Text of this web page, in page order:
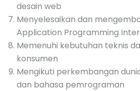
desain web
Menyelesaikan dan
Application Programming
Memenuhi kebutuhan teknis
konsumen
Mengikuti perkembangan
dan bahasa pemrograman
Upload CV (Maks. 3MB)
KIRIM